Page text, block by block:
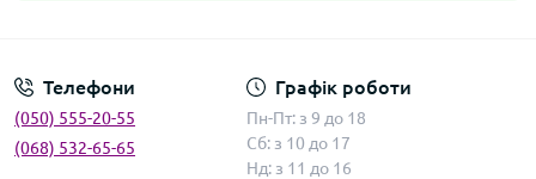
Телефони
(050) 555-20-55
(068) 532-65-65
Графік роботи
Пн-Пт: з 9 до 18
Сб: з 10 до 17
Нд: з 11 до 16